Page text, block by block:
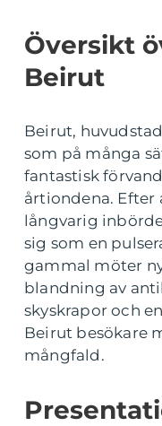
Översikt
Beirut
Beirut,
som på många
fantastisk
årtiondena.
långvarig
sig som en
gammal möter
blandning av
skyskrapor och
Beirut besökare
mångfald.